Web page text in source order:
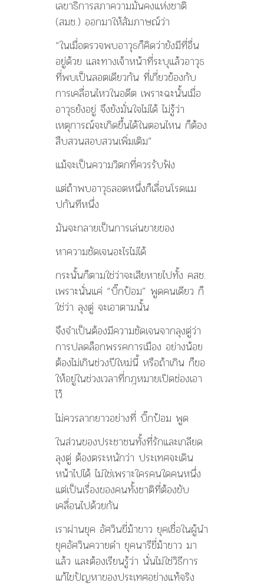
เลขาธิการสภาความมั่นคงแห่งชาติ
(สมช.) ออกมาให้สัมภาษณ์ว่า
“ในเมื่อตรวจพบอาวุธก็คิดว่ายังมีที่อื่น
อยู่ด้วย และทางเจ้าหน้าที่ระบุแล้วอาวุธ
ที่พบเป็นลอตเดียวกัน ที่เกี่ยวข้องกับ
การเคลื่อนไหวในอดีต เพราะฉะนั้นเมื่อ
อาวุธยังอยู่ จึงยังมั่นใจไม่ได้ ไม่รู้ว่า
เหตุการณ์จะเกิดขึ้นได้ในตอนไหน ก็ต้อง
สืบสวนสอบสวนเพิ่มเติม”
แม้จะเป็นความวิตกที่ควรรับฟัง
แต่ถ้าพบอาวุธลอตหนึ่งก็เลื่อนโรดแม
ปกันทีหนึ่ง
มันจะกลายเป็นการเล่นขายของ
หาความชัดเจนอะไรไม่ได้
กระนั้นก็ตามใช่ว่าจะเสียหายไปทั้ง คสช.
เพราะนั่นแค่ “บิ๊กป้อม” พูดคนเดียว ก็
ใช่ว่า ลุงตู่ จะเอาตามนั้น
จึงจำเป็นต้องมีความชัดเจนจากลุงตู่ว่า
การปลดล็อกพรรคการเมือง อย่างน้อย
ต้องไม่เกินช่วงปีใหม่นี้ หรือถ้าเกิน ก็ขอ
ให้อยู่ในช่วงเวลาที่กฎหมายเปิดช่องเอา
ไว้
ไม่ควรลากยาวอย่างที่ บิ๊กป้อม พูด
ในส่วนของประชาชนทั้งที่รักและเกลียด
ลุงตู่ ต้องตระหนักว่า ประเทศจะเดิน
หน้าไปได้ ไม่ใช่เพราะใครคนใดคนหนึ่ง
แต่เป็นเรื่องของคนทั้งชาติที่ต้องขับ
เคลื่อนไปด้วยกัน
เราผ่านยุค อัศวินขี่ม้าขาว ยุคเชื่อในผู้นำ
ยุคอัศวินควายดำ ยุคนารีขี่ม้าขาว มา
แล้ว และต้องเรียนรู้ว่า นั่นไม่ใช่วิธีการ
แก้ไขปัญหาของประเทศอย่างแท้จริง